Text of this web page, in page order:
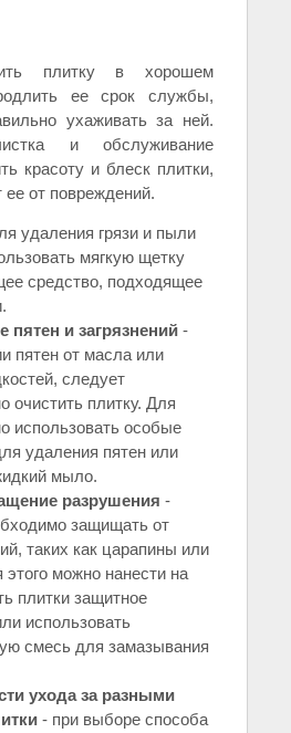
плитку в хорошем
ее срок службы,
ухаживать за ней.
и обслуживание
красоту и блеск плитки,
ее от повреждений.
удаления грязи и пыли
мягкую щетку
средство, подходящее
пятен и загрязнений -
пятен от масла или
следует
очистить плитку. Для
использовать особые
удаления пятен или
мыло.
разрушения -
защищать от
таких как царапины или
можно нанести на
плитки защитное
использовать
смесь для замазывания
ухода за разными
- при выборе способа